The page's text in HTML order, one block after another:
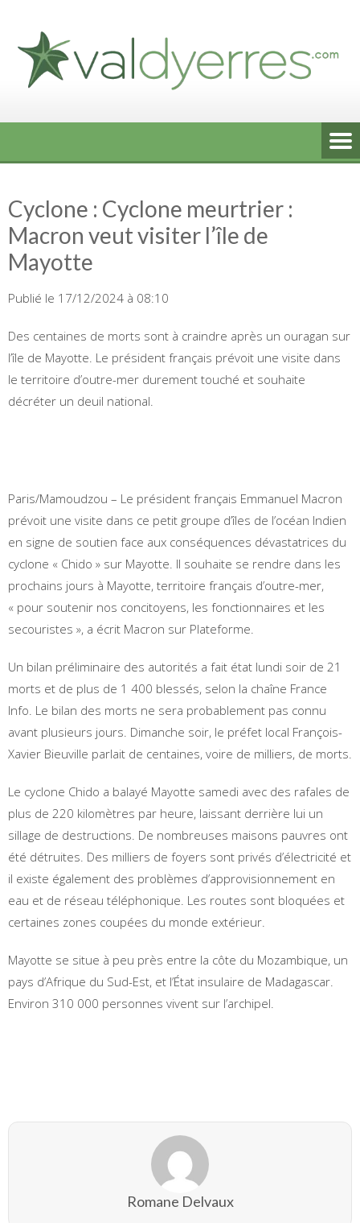
content
Cyclone : Cyclone meurtrier :
Macron veut visiter l’île de
Mayotte
Publié le 17/12/2024 à 08:10
Des centaines de morts sont à craindre après un ouragan sur
l’île de Mayotte. Le président français prévoit une visite dans
le territoire d’outre-mer durement touché et souhaite
décréter un deuil national.
Paris/Mamoudzou – Le président français Emmanuel Macron
prévoit une visite dans ce petit groupe d’îles de l’océan Indien
en signe de soutien face aux conséquences dévastatrices du
cyclone « Chido » sur Mayotte. Il souhaite se rendre dans les
prochains jours à Mayotte, territoire français d’outre-mer,
« pour soutenir nos concitoyens, les fonctionnaires et les
secouristes », a écrit Macron sur Plateforme.
Un bilan préliminaire des autorités a fait état lundi soir de 21
morts et de plus de 1 400 blessés, selon la chaîne France
Info. Le bilan des morts ne sera probablement pas connu
avant plusieurs jours. Dimanche soir, le préfet local François-
Xavier Bieuville parlait de centaines, voire de milliers, de morts.
Le cyclone Chido a balayé Mayotte samedi avec des rafales de
plus de 220 kilomètres par heure, laissant derrière lui un
sillage de destructions. De nombreuses maisons pauvres ont
été détruites. Des milliers de foyers sont privés d’électricité et
il existe également des problèmes d’approvisionnement en
eau et de réseau téléphonique. Les routes sont bloquées et
certaines zones coupées du monde extérieur.
Mayotte se situe à peu près entre la côte du Mozambique, un
pays d’Afrique du Sud-Est, et l’État insulaire de Madagascar.
Environ 310 000 personnes vivent sur l’archipel.
Romane Delvaux